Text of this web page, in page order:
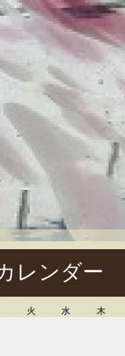
レンダー
火 水 木